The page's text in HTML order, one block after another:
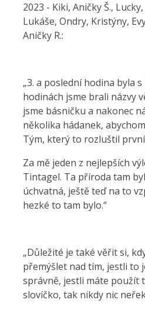
2023 - Kiki, Aničky Š.,
Lukáše, Ondry, Kristýny,
Aničky R.:
„3. a poslední hodina byla
hodinách jsme brali názvy
jsme básničku a nakonec
několika hádanek,
Tým, který to rozluštil
Za mě jeden z nejlepších
Tintagel. Ta příroda tam
úchvatná, ještě teď na to
hezké to tam bylo.“
„Důležité je také věřit si,
přemýšlet nad tím, jestli to
správně, jestli máte použít
slovíčko, tak nikdy nic